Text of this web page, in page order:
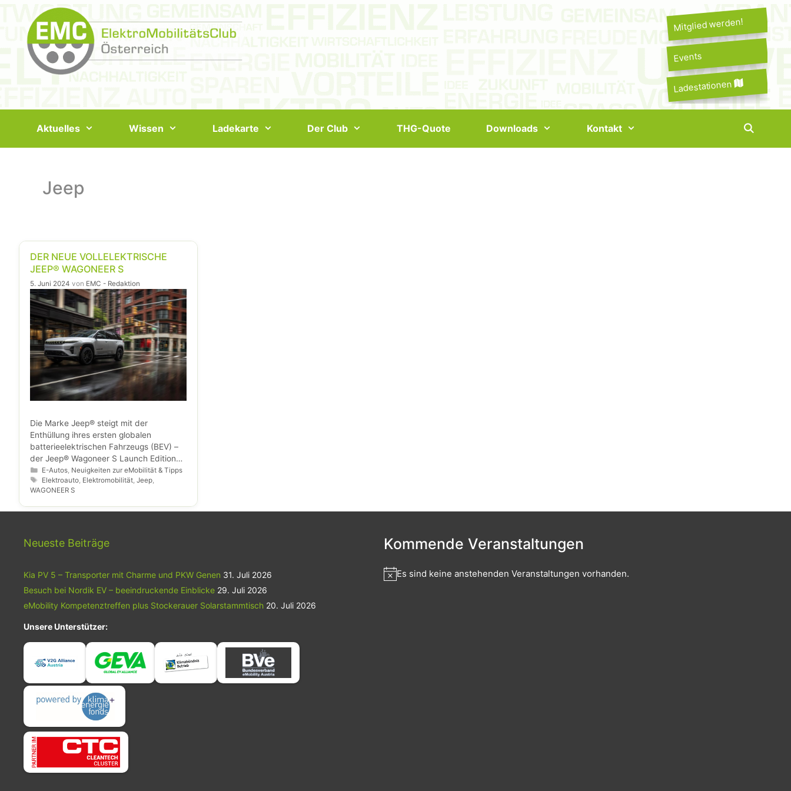
Mitglied werden!
Events
Ladestationen
Aktuelles Wissen Ladekarte Der Club THG-Quote Downloads Kontakt
Jeep
DER NEUE VOLLELEKTRISCHE
JEEP® WAGONEER S
5. Juni 2024 von EMC - Redaktion
Die Marke Jeep® steigt mit der
Enthüllung ihres ersten globalen
batterieelektrischen Fahrzeugs (BEV) –
der Jeep® Wagoneer S Launch Edition
2024 (nur USA) – in das Segment der
elektrifizierten SUVs ein. Der brandneue,
vollelektrische 2024 Jeep® Wagoneer S
wird in der zweiten Jahreshälfte 2024
Märkten auf der ganzen Welt erhältlich
Kategorien
E-Autos Neuigkeiten zur eMobilität & Tipps
Schlagwörter
Elektroauto Elektromobilität ,Jeep
WAGONEER S
Neueste Beiträge
Kia PV 5 – Transporter mit Charme und PKW Genen 31. Juli 2026
Besuch bei Nordik EV – beeindruckende Einblicke 29. Juli 2026
eMobility Kompetenztreffen plus Stockerauer Solarstammtisch 20. Juli 2026
Unsere Unterstützer:
Kommende Veranstaltungen
Es sind keine anstehenden Veranstaltungen vorhanden.